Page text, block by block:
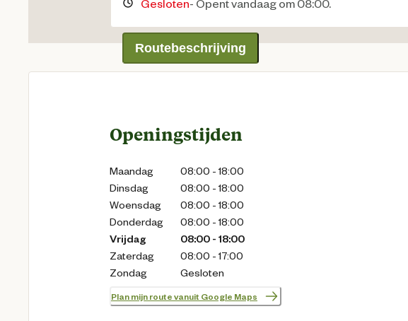
Routebeschrijving
Openingstijden
Maandag
08:00 - 18:00
Dinsdag
08:00 - 18:00
Woensdag
08:00 - 18:00
Donderdag
08:00 - 18:00
Vrijdag
08:00 - 18:00
Zaterdag
08:00 - 17:00
Zondag
Gesloten
Plan mijn route vanuit Google Maps